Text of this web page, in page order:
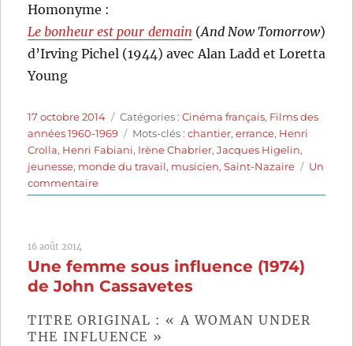
Homonyme :
Le bonheur est pour demain (And Now Tomorrow)
d’Irving Pichel (1944) avec Alan Ladd et Loretta
Young
Publié
le
17 octobre 2014 Catégories
Catégories :Cinéma français, Films des
années 1960-1969
Étiquettes
Mots-clés :chantier,errance, Henri
Crolla, Henri Fabiani, Irène Chabrier,Jacques Higelin,
jeunesse, monde du travail, musicien,Saint-Nazaire
Un
commentairesur
Le
demain
(1961)
Henri
Fabiani
16 août 2014
Une femme sous influence (1974)
de John Cassavetes
TITRE ORIGINAL : « A WOMAN UNDER
THE INFLUENCE »